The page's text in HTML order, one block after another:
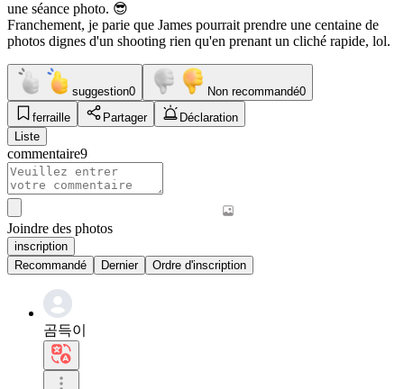
une séance photo. 😎
Franchement, je parie que James pourrait prendre une centaine de
photos dignes d'un shooting rien qu'en prenant un cliché rapide, lol.
suggestion0 Non recommandé0
ferraille
Partager
Déclaration
Liste
commentaire9
Joindre des photos
inscription
Recommandé
Dernier Ordre d'inscription
곰득이